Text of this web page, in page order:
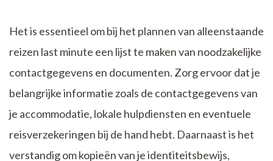
Het is essentieel om bij het plannen van alleenstaande
reizen last minute een lijst te maken van noodzakelijke
contactgegevens en documenten. Zorg ervoor dat je
belangrijke informatie zoals de contactgegevens van
je accommodatie, lokale hulpdiensten en eventuele
reisverzekeringen bij de hand hebt. Daarnaast is het
verstandig om kopieën van je identiteitsbewijs,